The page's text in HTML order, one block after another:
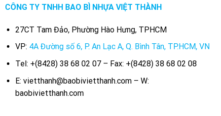
CÔNG TY TNHH BAO BÌ NHỰA VIỆT THÀNH
27CT Tam Đảo, Phường Hào Hưng, TPHCM
VP: 4A Đường số 6, P. An Lạc A, Q. Bình Tân, TP.HCM, VN
Tel: +(8428) 38 68 02 07 – Fax: +(8428) 38 68 02 08
E: vietthanh@baobivietthanh.com – W:
baobivietthanh.com